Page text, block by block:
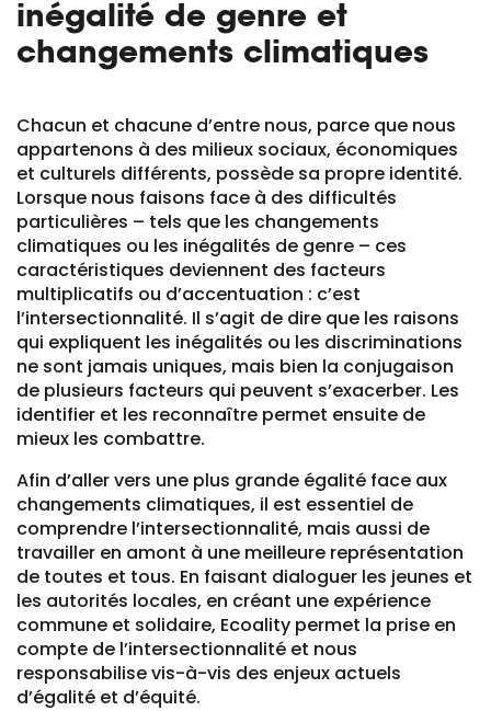
inégalité de genre et
changements climatiques
Chacun et chacune d’entre nous, parce que nous
appartenons à des milieux sociaux, économiques
et culturels différents, possède sa propre identité.
Lorsque nous faisons face à des difficultés
particulières – tels que les changements
climatiques ou les inégalités de genre – ces
caractéristiques deviennent des facteurs
multiplicatifs ou d’accentuation : c’est
l’intersectionnalité. Il s’agit de dire que les raisons
qui expliquent les inégalités ou les discriminations
ne sont jamais uniques, mais bien la conjugaison
de plusieurs facteurs qui peuvent s’exacerber. Les
identifier et les reconnaître permet ensuite de
mieux les combattre.
Afin d’aller vers une plus grande égalité face aux
changements climatiques, il est essentiel de
comprendre l’intersectionnalité, mais aussi de
travailler en amont à une meilleure représentation
de toutes et tous. En faisant dialoguer les jeunes et
les autorités locales, en créant une expérience
commune et solidaire, Ecoality permet la prise en
compte de l’intersectionnalité et nous
responsabilise vis-à-vis des enjeux actuels
d’égalité et d’équité.